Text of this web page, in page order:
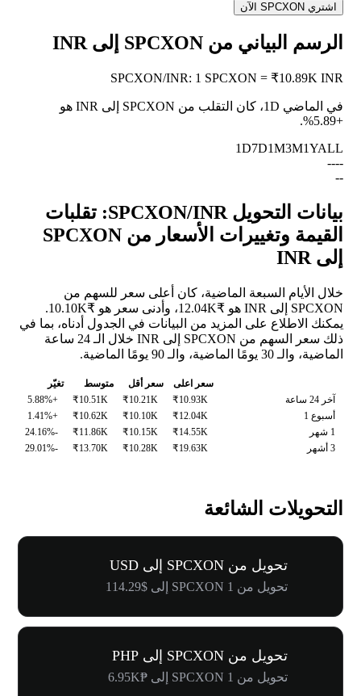
اشتري SPCXON الآن
الرسم البياني من SPCXON إلى INR
SPCXON/INR: 1 SPCXON = ₹10.89K INR
في الماضي 1D، كان التقلب من SPCXON إلى INR هو
+5.89%
.
1D7D1M3M1YALL
--
--
--
بيانات التحويل SPCXON/INR: تقلبات
القيمة وتغييرات الأسعار من SPCXON
إلى INR
خلال الأيام السبعة الماضية، كان أعلى سعر للسهم من
SPCXON إلى INR هو ₹12.04K، وأدنى سعر هو ₹10.10K.
يمكنك الاطلاع على المزيد من البيانات في الجدول أدناه، بما في
ذلك سعر السهم من SPCXON إلى INR خلال الـ 24 ساعة
الماضية، والـ 30 يومًا الماضية، والـ 90 يومًا الماضية.
سعر اعلى سعر أقل متوسط
تغيّر
آخر 24 ساعة
₹10.93K
₹10.21K
₹10.51K
+5.88%
أسبوع 1
₹12.04K
₹10.10K
₹10.62K
+1.41%
1 شهر
₹14.55K
₹10.15K
₹11.86K
-24.16%
3 أشهر
₹19.63K
₹10.28K
₹13.70K
-29.01%
التحويلات الشائعة
تحويل من SPCXON إلى USD
تحويل من 1 SPCXON إلى $114.29
تحويل من SPCXON إلى PHP
تحويل من 1 SPCXON إلى ₱6.95K